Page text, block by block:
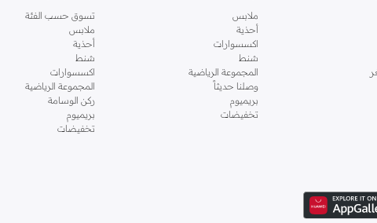
ملابس
أحذية
اكسسوارات
شنط
المجموعة الرياضية
وصلنا حديثاً
بريميوم
تخفيضات
تسوق حسب الفئة
ملابس
أحذية
شنط
اكسسوارات
المجموعة الرياضية
ركن الوسامة
بريميوم
تخفيضات